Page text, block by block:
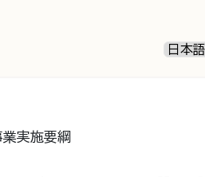
業実施要綱